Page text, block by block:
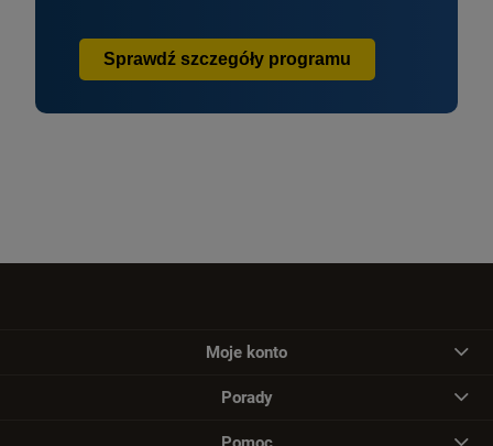
Sprawdź szczegóły programu
Moje konto
Porady